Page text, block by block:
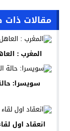
مقالات ذات
المغرب :
سويسرا:
انعقاد اول